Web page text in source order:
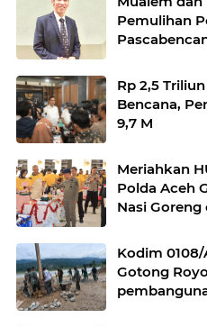
Pemulihan
Rp 2,5
Bencana,
9,7 M
Meriahkan
Polda Aceh
Nasi
Kodim
Gotong